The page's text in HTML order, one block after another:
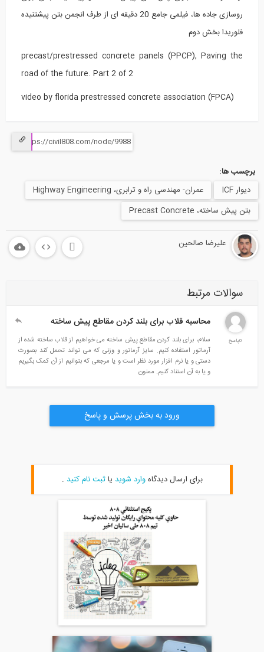
روسازی جاده ها، فیلمی جامع 20 دقیقه ای از طرف انجمن بتن پیشتنیده
فلوریدا بخش دوم
precast/prestressed concrete panels (PPCP), Paving the
road of the future. Part 2 of 2
video by florida prestressed concrete association (FPCA)
برچسب ها:
دیوار ICF
عمران- مهندسی راه و ترابری، Highway Engineering
بتن پیش ساخته، Precast Concrete
علیرضا صالحین
سوالات مرتبط
محاسبه قلاب برای بلند کردن مقاطع پیش ساخته
سلام، برای بلند کردن مقاطع پیش ساخته می خواهیم از قلاب ساخته شده از
آرماتور استفاده کنیم. سایز آرماتور و وزنی که می تواند تحمل کند بصورت
دستی و یا نرم افزار مورد نظر است و یا مرجعی که بتوانیم از آن کمک بگیریم
و یا به آن استناد کنیم. ممنون
ورود به بخش پرسش و پاسخ
برای ارسال دیدگاهوارد شویدیاثبت نام کنید.